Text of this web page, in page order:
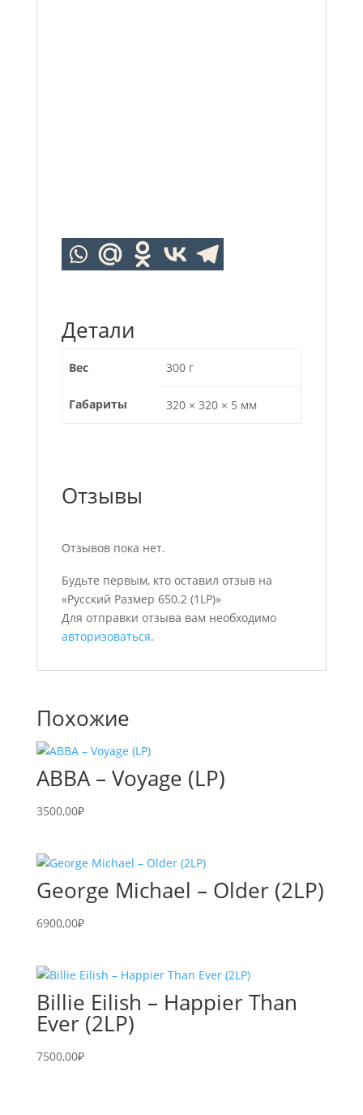
Детали
Вес 300 г
Габариты 320 × 320 × 5 мм
Отзывы
Отзывов пока нет.
Будьте первым, кто оставил отзыв на
«Русский Размер 650.2 (1LP)»
Для отправки отзыва вам необходимо
авторизоваться.
Похожие
ABBA – Voyage (LP)
3500,00₽
George Michael – Older (2LP)
6900,00₽
Billie Eilish – Happier Than
Ever (2LP)
7500,00₽